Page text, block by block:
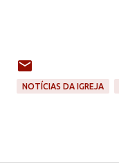
NOTÍCIAS DA IGREJA